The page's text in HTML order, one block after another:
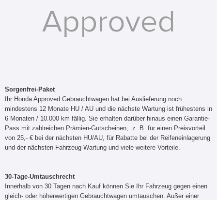
Sorgenfrei-Paket
Ihr Honda Approved Gebrauchtwagen hat bei Auslieferung noch
mindestens 12 Monate HU / AU und die nächste Wartung ist frühestens in
6 Monaten / 10.000 km fällig. Sie erhalten darüber hinaus einen Garantie-
Pass mit zahlreichen Prämien-Gutscheinen, z. B. für einen Preisvorteil
von 25,- € bei der nächsten HU/AU, für Rabatte bei der Reifeneinlagerung
und der nächsten Fahrzeug-Wartung und viele weitere Vorteile.
30-Tage-Umtauschrecht
Innerhalb von 30 Tagen nach Kauf können Sie Ihr Fahrzeug gegen einen
gleich- oder höherwertigen Gebrauchtwagen umtauschen. Außer einer